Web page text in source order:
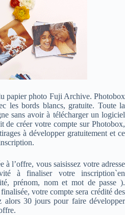
papier photo Fuji Archive. Photobox
les bords blancs, gratuite. Toute la
sans avoir à télécharger un logiciel
de créer votre compte sur Photobox,
à développer gratuitement et ce
à l’offre, vous saisissez votre adresse
à finaliser votre inscription`en
prénom, nom et mot de passe ).
votre compte sera crédité des
alors 30 jours pour faire développer